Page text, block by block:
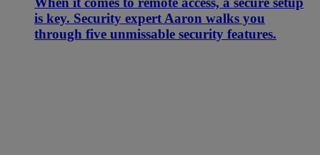
is key. Security expert Aaron walks you
through five unmissable security features.